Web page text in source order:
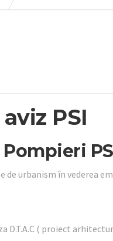
PSI
urbanism în vederea
( proiect